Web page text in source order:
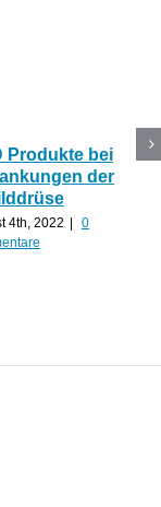
Produkte bei
der
4th, 2022 |
0